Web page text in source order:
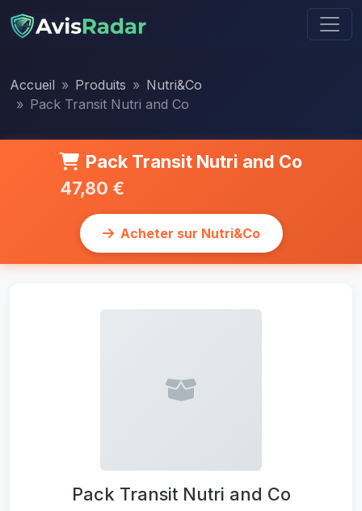
Accueil Produits
Nutri&Co
Pack Transit Nutri and Co
Pack Transit Nutri and Co
47,80 €
Acheter sur Nutri&Co
Pack Transit Nutri and Co